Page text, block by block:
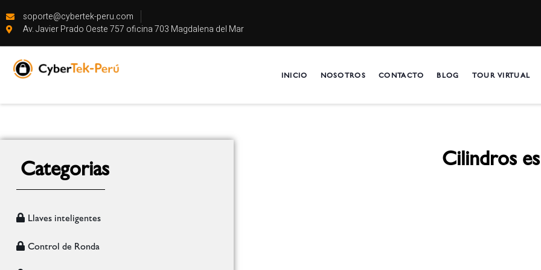
soporte@cybertek-peru.com
Av. Javier Prado Oeste 757 oficina 703 Magdalena del Mar
INICIO NOSOTROS CONTACTO BLOG TOUR VIRTUAL
Categorias
Llaves inteligentes
Control de Ronda
Cilindros